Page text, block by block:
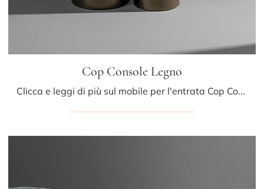
Cop Console Legno
Clicca e leggi di più sul mobile per l'entrata Cop Console Legno di Bonaldo! Potrai allestire spazi design attrezzandoli ottimamente.